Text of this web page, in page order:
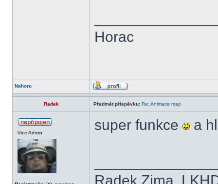
Horac
Nahoru
Radek Předmět příspěvku: Re: Animace map
Vice Admin super funkce a
Radek Zima,